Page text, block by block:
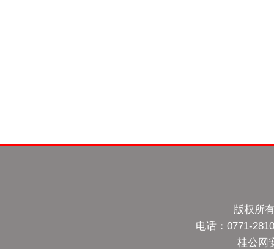
版权所
电话：0771-
桂公网